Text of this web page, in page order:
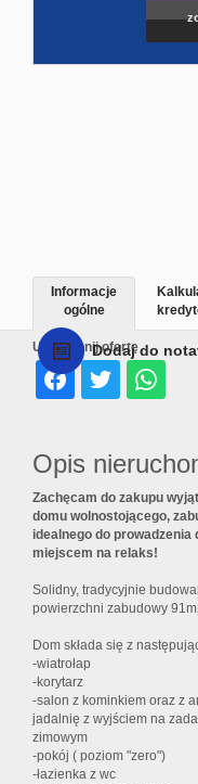
Dodaj do
Udostępnij ofertę
Informacje
ogólne
Opis
Zachęcam do zakupu
domu wolnostojącego,
idealnego do prowadzenia
miejscem na relaks!
Solidny, tradycyjnie
powierzchni zabudowy
Dom składa się z
-wiatrołap
-korytarz
-salon z kominkiem oraz z
jadalnię z wyjściem na
zimowym
-pokój ( poziom "zero")
-łazienka z wc